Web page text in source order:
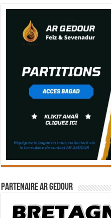
Partenaire Ar Gedour